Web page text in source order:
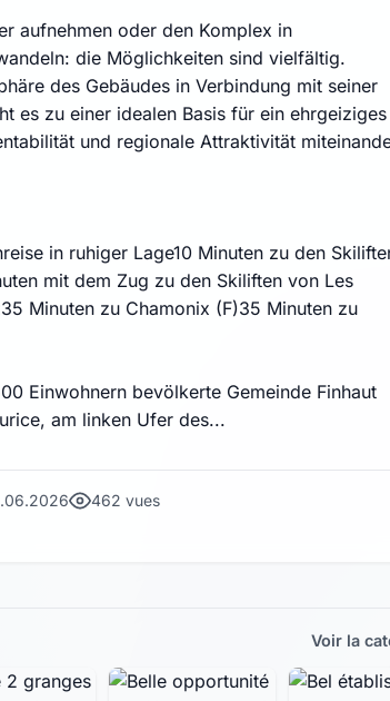
aufnehmen oder den Komplex in
die Möglichkeiten sind vielfältig.
des Gebäudes in Verbindung mit seiner
es zu einer idealen Basis für ein ehrgeiziges
und regionale Attraktivität
in ruhiger Lage10 Minuten zu den
mit dem Zug zu den Skiliften von Les
Minuten zu Chamonix (F)35 Minuten zu
Einwohnern bevölkerte Gemeinde Finhaut
am linken Ufer des...
462 vues
Voir la